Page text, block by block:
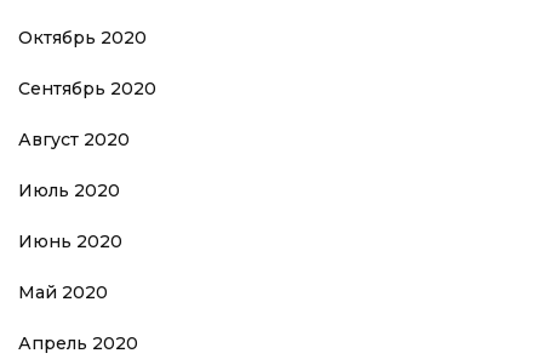
Октябрь 2020
Сентябрь 2020
Август 2020
Июль 2020
Июнь 2020
Май 2020
Апрель 2020